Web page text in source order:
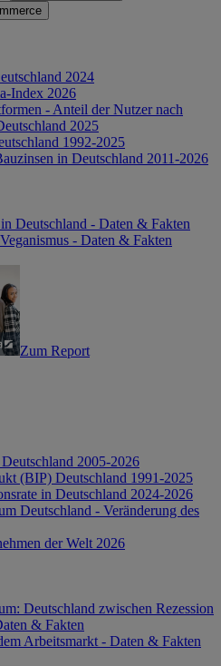
2024
Index 2026
- Anteil der Nutzer nach
2025
1992-2025
in Deutschland 2011-2026
Deutschland - Daten & Fakten
- Daten & Fakten
Zum Report
2005-2026
(BIP) Deutschland 1991-2025
in Deutschland 2024-2026
Deutschland - Veränderung des
der Welt 2026
Deutschland zwischen Rezession
& Fakten
Arbeitsmarkt - Daten & Fakten